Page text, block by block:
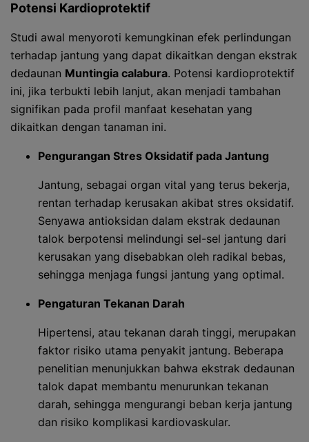
Potensi Kardioprotektif
Studi awal menyoroti kemungkinan efek perlindungan
terhadap jantung yang dapat dikaitkan dengan ekstrak
dedaunan Muntingia calabura. Potensi kardioprotektif
ini, jika terbukti lebih lanjut, akan menjadi tambahan
signifikan pada profil manfaat kesehatan yang
dikaitkan dengan tanaman ini.
Pengurangan Stres Oksidatif pada Jantung
Jantung, sebagai organ vital yang terus bekerja,
rentan terhadap kerusakan akibat stres oksidatif.
Senyawa antioksidan dalam ekstrak dedaunan
talok berpotensi melindungi sel-sel jantung dari
kerusakan yang disebabkan oleh radikal bebas,
sehingga menjaga fungsi jantung yang optimal.
Pengaturan Tekanan Darah
Hipertensi, atau tekanan darah tinggi, merupakan
faktor risiko utama penyakit jantung. Beberapa
penelitian menunjukkan bahwa ekstrak dedaunan
talok dapat membantu menurunkan tekanan
darah, sehingga mengurangi beban kerja jantung
dan risiko komplikasi kardiovaskular.